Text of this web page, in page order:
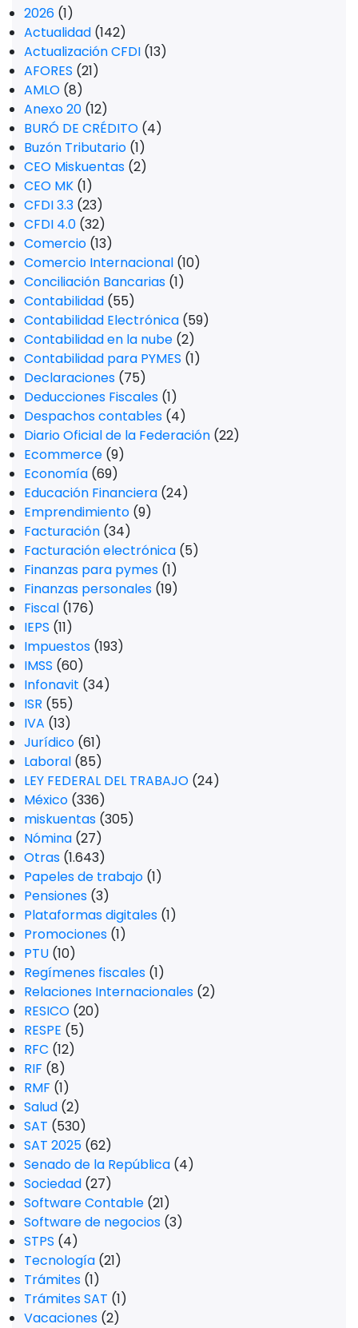
2026 (1)
Actualidad (142)
Actualización CFDI (13)
AFORES (21)
AMLO (8)
Anexo 20 (12)
BURÓ DE CRÉDITO (4)
Buzón Tributario (1)
CEO Miskuentas (2)
CEO MK (1)
CFDI 3.3 (23)
CFDI 4.0 (32)
Comercio (13)
Comercio Internacional (10)
Conciliación Bancarias (1)
Contabilidad (55)
Contabilidad Electrónica (59)
Contabilidad en la nube (2)
Contabilidad para PYMES (1)
Declaraciones (75)
Deducciones Fiscales (1)
Despachos contables (4)
Diario Oficial de la Federación (22)
Ecommerce (9)
Economía (69)
Educación Financiera (24)
Emprendimiento (9)
Facturación (34)
Facturación electrónica (5)
Finanzas para pymes (1)
Finanzas personales (19)
Fiscal (176)
IEPS (11)
Impuestos (193)
IMSS (60)
Infonavit (34)
ISR (55)
IVA (13)
Jurídico (61)
Laboral (85)
LEY FEDERAL DEL TRABAJO (24)
México (336)
miskuentas (305)
Nómina (27)
Otras (1.643)
Papeles de trabajo (1)
Pensiones (3)
Plataformas digitales (1)
Promociones (1)
PTU (10)
Regímenes fiscales (1)
Relaciones Internacionales (2)
RESICO (20)
RESPE (5)
RFC (12)
RIF (8)
RMF (1)
Salud (2)
SAT (530)
SAT 2025 (62)
Senado de la República (4)
Sociedad (27)
Software Contable (21)
Software de negocios (3)
STPS (4)
Tecnología (21)
Trámites (1)
Trámites SAT (1)
Vacaciones (2)